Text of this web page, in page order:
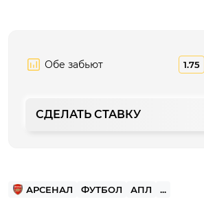
Обе забьют 1.75
СДЕЛАТЬ СТАВКУ
АРСЕНАЛ ФУТБОЛ АПЛ ...